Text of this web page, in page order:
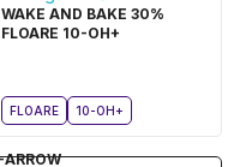
WAKE AND BAKE 30%
FLOARE 10-OH+
FLOARE 10-OH+